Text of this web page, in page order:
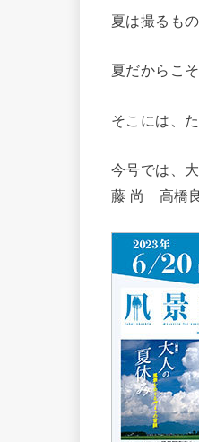
夏は撮るも
夏だからこ
そこには、
今号では、
藤 尚 高橋